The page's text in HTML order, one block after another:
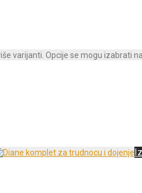
varijanti. Opcije se mogu izabrati